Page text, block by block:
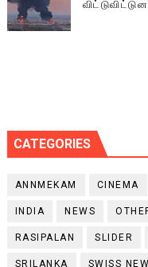
CATEGORIES
ANNMEKAM CINEMA
INDIA NEWS
RASIPALAN SLIDER
SRILANKA SWISS